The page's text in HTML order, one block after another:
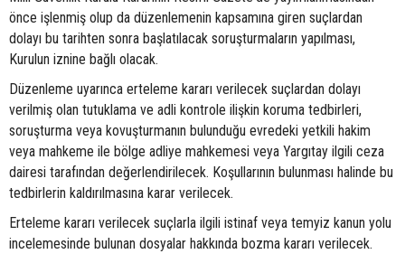
önce işlenmiş olup da düzenlemenin kapsamına giren suçlardan
dolayı bu tarihten sonra başlatılacak soruşturmaların yapılması,
Kurulun iznine bağlı olacak.
Düzenleme uyarınca erteleme kararı verilecek suçlardan dolayı
verilmiş olan tutuklama ve adli kontrole ilişkin koruma tedbirleri,
soruşturma veya kovuşturmanın bulunduğu evredeki yetkili hakim
veya mahkeme ile bölge adliye mahkemesi veya Yargıtay ilgili ceza
dairesi tarafından değerlendirilecek. Koşullarının bulunması halinde bu
tedbirlerin kaldırılmasına karar verilecek.
Erteleme kararı verilecek suçlarla ilgili istinaf veya temyiz kanun yolu
incelemesinde bulunan dosyalar hakkında bozma kararı verilecek.